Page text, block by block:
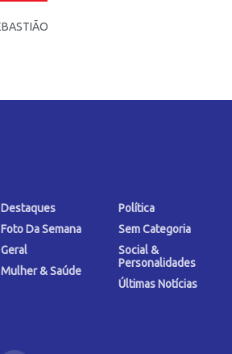
Destaques
Foto Da Semana
Geral
Mulher & Saúde
Política
Sem Categoria
Social &
Personalidades
Últimas Notícias